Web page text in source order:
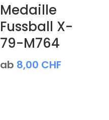
Medaille
Fussball X-
79-M764
ab 8,00 CHF